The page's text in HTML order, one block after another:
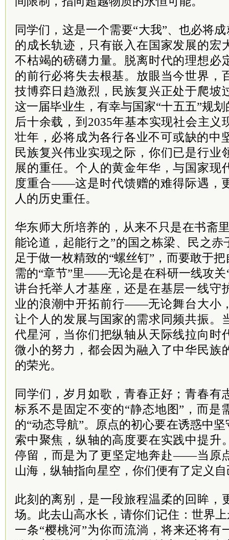
同学们，这是一个需要“大我”、也必将
的成长轨迹，只有嵌入在国家发展的宏
不枯竭的磅礴力量。脱离时代的理想必
的前行必将失去根基。放眼当今世界，
技博弈日趋激烈，民族复兴正处于爬坡
这一届毕业生，有幸与国家“十五五”规
后十余载，到2035年基本实现社会主义
壮年，必将成为各行各业不可或缺的中
民族复兴伟业实现之际，你们已是行业
展的重任。个人的黄金年华，与国家现
度重合——这是时代馈赠的难得际遇，
人的历史重任。
华东师大所培养的，从来不只是在书斋
能论道，起能行之”的国之栋梁、民之
足于做一枚精致的“螺丝钉”，而要敢于
需的“章节”里——无论是在科研一线攻关
讲台托举人才基座，还是在基层一线守
业的浪潮中开拓前行——无论舞台大小
让个人的发展与国家的需求同频共振。
代星河，当你们把纵轴从天际线拉向时
微小的努力，都会因为融入了中华民族
的荣光。
同学们，岁月如歌，青春正好；青春有
标系不是固定不变的“静态地图”，而是
的“动态导航”。原点的初心要在诱惑中
索中聚焦，纵轴的高度要在实践中提升
停留，而是为了更坚定地奔赴——当原
山海，纵轴指向星空，你们便有了定义
此刻的离别，是一段旅程温柔的回眸，
场。此去山高水长，请你们记住：世界
一条“樱桃河”为你而流淌，将来还将有